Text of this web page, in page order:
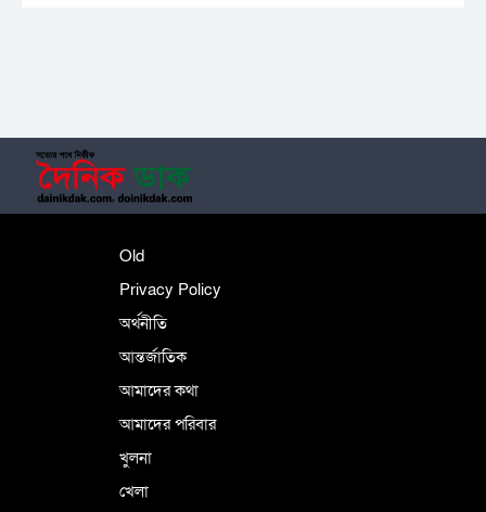
Old
Privacy Policy
অর্থনীতি
আন্তর্জাতিক
আমাদের কথা
আমাদের পরিবার
খুলনা
খেলা